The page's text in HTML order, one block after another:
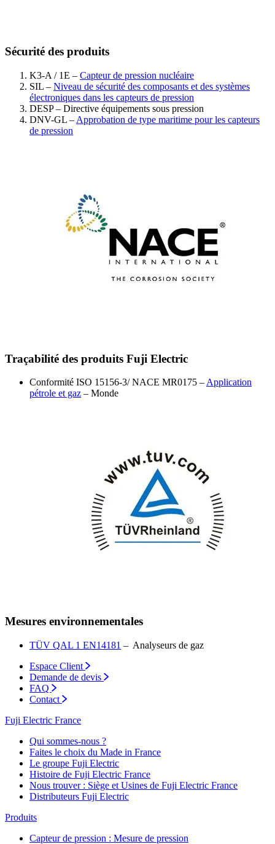
Sécurité des produits
K3-A / 1E – Capteur de pression nucléaire
SIL – Niveau de sécurité des composants et des systèmes
électroniques dans les capteurs de pression
DESP – Directive équipements sous pression
DNV-GL – Approbation de type maritime pour les capteurs
de pression
Traçabilité des produits Fuji Electric
Conformité ISO 15156-3/ NACE MR0175 – Application
pétrole et gaz – Monde
Mesures environnementales
TÜV QAL 1 EN14181 – Analyseurs de gaz
Espace Client
Demande de devis
FAQ
Contact
Fuji Electric France
Qui sommes-nous ?
Faites le choix du Made in France
Le groupe Fuji Electric
Histoire de Fuji Electric France
Nous trouver : Siège et Usines de Fuji Electric France
Distributeurs Fuji Electric
Produits
Capteur de pression : Mesure de pression